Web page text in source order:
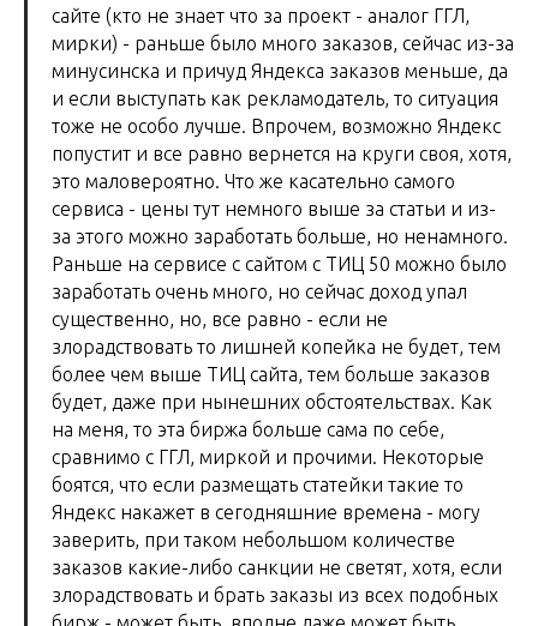
сайте (кто не знает что за проект - аналог ГГЛ,
мирки) - раньше было много заказов, сейчас из-за
минусинска и причуд Яндекса заказов меньше, да
и если выступать как рекламодатель, то ситуация
тоже не особо лучше. Впрочем, возможно Яндекс
попустит и все равно вернется на круги своя, хотя,
это маловероятно. Что же касательно самого
сервиса - цены тут немного выше за статьи и из-
за этого можно заработать больше, но ненамного.
Раньше на сервисе с сайтом с ТИЦ 50 можно было
заработать очень много, но сейчас доход упал
существенно, но, все равно - если не
злорадствовать то лишней копейка не будет, тем
более чем выше ТИЦ сайта, тем больше заказов
будет, даже при нынешних обстоятельствах. Как
на меня, то эта биржа больше сама по себе,
сравнимо с ГГЛ, миркой и прочими. Некоторые
боятся, что если размещать статейки такие то
Яндекс накажет в сегодняшние времена - могу
заверить, при таком небольшом количестве
заказов какие-либо санкции не светят, хотя, если
злорадствовать и брать заказы из всех подобных